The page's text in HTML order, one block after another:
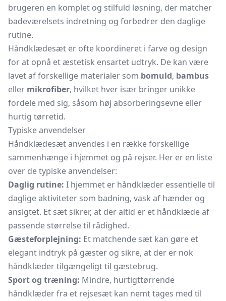
brugeren en komplet og stilfuld løsning, der matcher
badeværelsets indretning og forbedrer den daglige
rutine.
Håndklædesæt er ofte koordineret i farve og design
for at opnå et æstetisk ensartet udtryk. De kan være
lavet af forskellige materialer som bomuld, bambus
eller mikrofiber, hvilket hver især bringer unikke
fordele med sig, såsom høj absorberingsevne eller
hurtig tørretid.
Typiske anvendelser
Håndklædesæt anvendes i en række forskellige
sammenhænge i hjemmet og på rejser. Her er en liste
over de typiske anvendelser:
Daglig rutine: I hjemmet er håndklæder essentielle til
daglige aktiviteter som badning, vask af hænder og
ansigtet. Et sæt sikrer, at der altid er et håndklæde af
passende størrelse til rådighed.
Gæsteforplejning: Et matchende sæt kan gøre et
elegant indtryk på gæster og sikre, at der er nok
håndklæder tilgængeligt til gæstebrug.
Sport og træning: Mindre, hurtigttørrende
håndklæder fra et rejsesæt kan nemt tages med til